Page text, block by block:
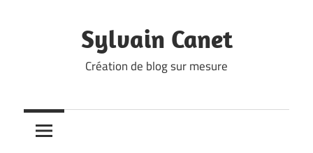
Sylvain Canet
Création de blog sur mesure